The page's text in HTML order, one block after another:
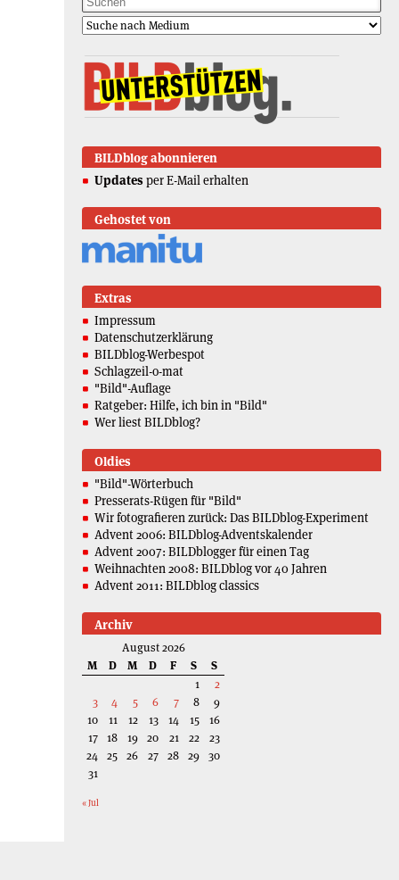
BILDblog abonnieren
Updates per E-Mail erhalten
Gehostet von
Extras
Impressum
Datenschutzerklärung
BILDblog-Werbespot
Schlagzeil-o-mat
"Bild"-Auflage
Ratgeber: Hilfe, ich bin in "Bild"
Wer liest BILDblog?
Oldies
"Bild"-Wörterbuch
Presserats-Rügen für "Bild"
Wir fotografieren zurück: Das BILDblog-Experiment
Advent 2006: BILDblog-Adventskalender
Advent 2007: BILDblogger für einen Tag
Weihnachten 2008: BILDblog vor 40 Jahren
Advent 2011: BILDblog classics
Archiv
August 2026
M
D M D F S
S
1
2
3
4 5 6 7 8
9
10
11 12 13 14 15
16
17 18 19 20 21 22
23
24 25 26 27 28 29 30
31
« Jul